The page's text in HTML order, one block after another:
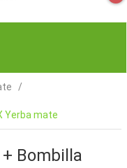
Yerba mate
+ Bombilla